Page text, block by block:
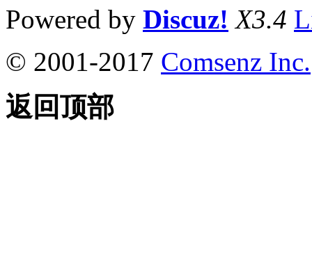
Powered by Discuz! X3.4
© 2001-2017 Comsenz Inc.
返回顶部